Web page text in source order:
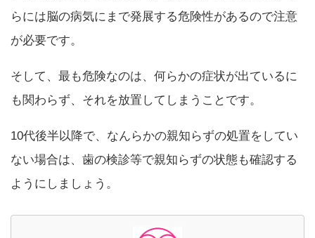
らには脳の病気にまで発展する危険性があるので注意
が必要です。
そして、最も危険なのは、何らかの症状が出ているに
も関わらず、それを放置してしまうことです。
10代後半以降で、なんらかの親知らずの処置をしてい
ない場合は、歯の検診等で親知らずの状態も確認する
ようにしましょう。